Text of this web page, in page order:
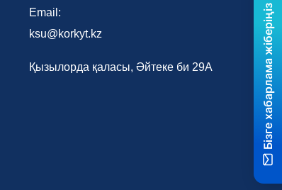
Email:
ksu@korkyt.kz
Қызылорда қаласы, Әйтеке би 29А Бізге хабарлама жіберіңіз